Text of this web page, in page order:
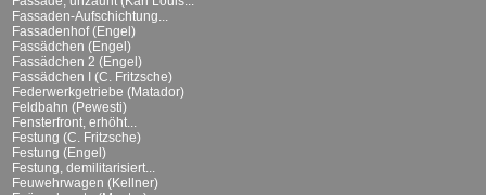
Fassaden-Aufschichtung...
Fassadenhof (Engel)
Fassädchen (Engel)
Fassädchen 2 (Engel)
Fassädchen I (C. Fritzsche)
Federwerkgetriebe (Matador)
Feldbahn (Pewesti)
Fensterfront, erhöht...
Festung (C. Fritzsche)
Festung (Engel)
Festung, demilitarisiert...
Feuwehrwagen (Kellner)